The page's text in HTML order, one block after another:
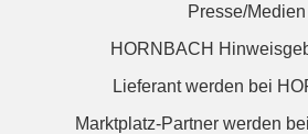
Presse/Medien
HORNBACH
Lieferant werden bei
Marktplatz-Partner werden